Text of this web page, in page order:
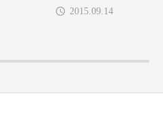
2015.09.14